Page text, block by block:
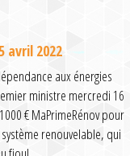
avril 2022
aux énergies
ministre mercredi 16
€ MaPrimeRénov pour
renouvelable, qui